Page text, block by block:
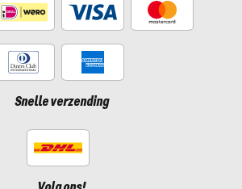
Snelle verzending